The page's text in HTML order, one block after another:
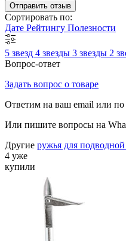
Отправить отзыв
Сортировать по:
Дате Рейтингу Полезности
5 звезд 4 звезды 3 звезды 2
Вопрос-ответ
Задать вопрос о товаре
Ответим на ваш email или по
Или пишите вопросы на
Другие ружья для
4 уже
купили